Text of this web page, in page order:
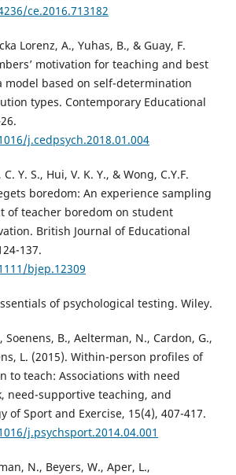
ce.2016.713182
Lorenz, A., Yuhas, B., & Guay, F.
motivation for teaching and best
model based on self-determination
types. Contemporary Educational
j.cedpsych.2018.01.004
Y. S., Hui, V. K. Y., & Wong, C.Y.F.
boredom: An experience sampling
of teacher boredom on student
British Journal of Educational
137.
bjep.12309
of psychological testing. Wiley.
Soenens, B., Aelterman, N., Cardon, G.,
L. (2015). Within-person profiles of
to teach: Associations with need
need-supportive teaching, and
of Sport and Exercise, 15(4), 407-417.
j.psychsport.2014.04.001
N., Beyers, W., Aper, L.,